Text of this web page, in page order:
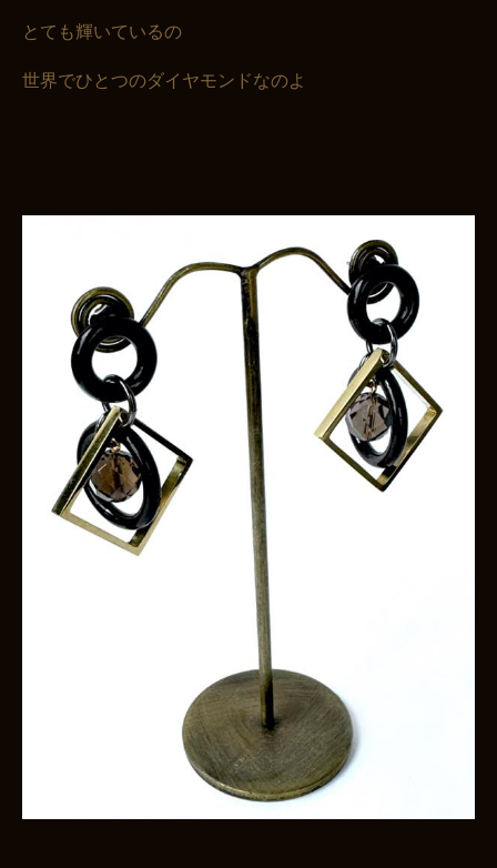
とても輝いているの
世界でひとつのダイヤモンドなのよ